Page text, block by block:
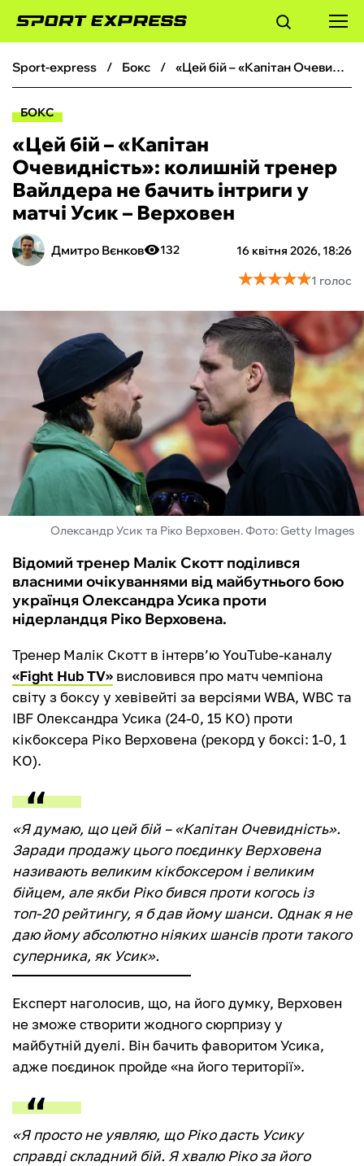
ФУТБОЛ
БОКС
ХОКЕЙ
ТЕНІС
КІБЕРСПОРТ
ЧС-2026
ФУТЗАЛ
ІНШІ
БУКМЕКЕРИ
sport-express бокс «Цей бій – «Капітан Очевидність»: колишній тренер Вайлдера не бачить інтриги у матчі Усик – Верховен
БОКС
«Цей бій – «Капітан
Очевидність»: колишній тренер
Вайлдера не бачить інтриги у
матчі Усик – Верховен
Дмитро Вєнков 16 квітня 2026, 18:26
132
★★★★★
★★★★★1 голос
Олександр Усик та Ріко Верховен. Фото: Getty Images
Відомий тренер Малік Скотт поділився
власними очікуваннями від майбутнього бою
українця Олександра Усика проти
нідерландця Ріко Верховена.
Тренер Малік Скотт в інтерв’ю YouTube-каналу
«Fight Hub TV» висловився про матч чемпіона
світу з боксу у хевівейті за версіями WBA, WBC та
IBF Олександра Усика (24-0, 15 КО) проти
кікбоксера Ріко Верховена (рекорд у боксі: 1-0, 1
КО).
«Я думаю, що цей бій – «Капітан Очевидність».
Заради продажу цього поєдинку Верховена
називають великим кікбоксером і великим
бійцем, але якби Ріко бився проти когось із
топ-20 рейтингу, я б дав йому шанси. Однак я не
даю йому абсолютно ніяких шансів проти такого
суперника, як Усик».
Експерт наголосив, що, на його думку, Верховен
не зможе створити жодного сюрпризу у
майбутній дуелі. Він бачить фаворитом Усика,
адже поєдинок пройде «на його території».
«Я просто не уявляю, що Ріко дасть Усику
справді складний бій. Я хвалю Ріко за його